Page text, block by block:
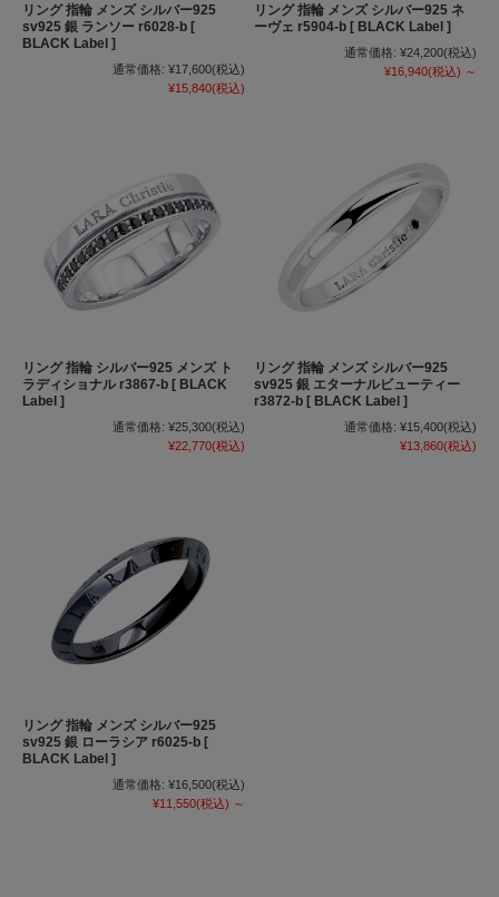
リング 指輪 メンズ シルバー925
sv925 銀 ランソー r6028-b [
BLACK Label ]
通常価格: ¥17,600(税込)
¥15,840(税込)
リング 指輪 メンズ シルバー925 ネ
ーヴェ r5904-b [ BLACK Label ]
通常価格: ¥24,200(税込)
¥16,940(税込) ～
リング 指輪 シルバー925 メンズ ト
ラディショナル r3867-b [ BLACK
Label ]
通常価格: ¥25,300(税込)
¥22,770(税込)
リング 指輪 メンズ シルバー925
sv925 銀 エターナルビューティー
r3872-b [ BLACK Label ]
通常価格: ¥15,400(税込)
¥13,860(税込)
リング 指輪 メンズ シルバー925
sv925 銀 ローラシア r6025-b [
BLACK Label ]
通常価格: ¥16,500(税込)
¥11,550(税込) ～